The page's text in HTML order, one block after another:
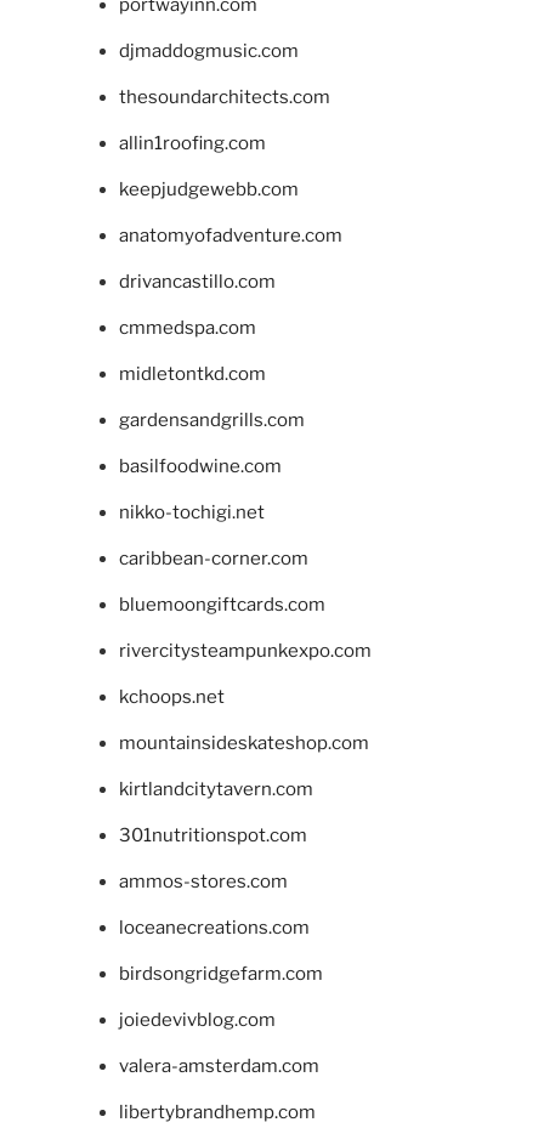
portwayinn.com
djmaddogmusic.com
thesoundarchitects.com
allin1roofing.com
keepjudgewebb.com
anatomyofadventure.com
drivancastillo.com
cmmedspa.com
midletontkd.com
gardensandgrills.com
basilfoodwine.com
nikko-tochigi.net
caribbean-corner.com
bluemoongiftcards.com
rivercitysteampunkexpo.com
kchoops.net
mountainsideskateshop.com
kirtlandcitytavern.com
301nutritionspot.com
ammos-stores.com
loceanecreations.com
birdsongridgefarm.com
joiedevivblog.com
valera-amsterdam.com
libertybrandhemp.com